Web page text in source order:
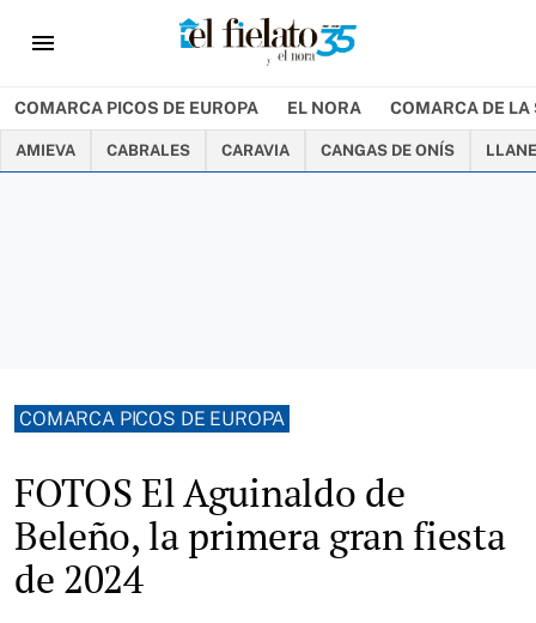
menu
COMARCA PICOS DE EUROPA EL NORA COMARCA DE LA
AMIEVA CABRALES CARAVIA CANGAS DE ONÍS
COMARCA PICOS DE EUROPA
FOTOS El Aguinaldo de
Beleño, la primera gran fiesta
de 2024